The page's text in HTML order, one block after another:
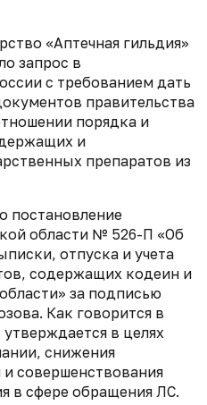
«Аптечная гильдия»
запрос в
с требованием дать
правительства
порядка и
и
препаратов из
постановление
области № 526-П «Об
отпуска и учета
содержащих кодеин и
за подписью
Как говорится в
в целях
снижения
и совершенствования
в сфере обращения ЛС.